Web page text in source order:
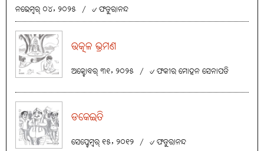
ନଭେମ୍ବର୍ ୦୪, ୨୦୨୫ / ୰ ଫତୁରାନନ୍ଦ
ଉତ୍କଳ ଭ୍ରମଣ
ଅକ୍ଟୋବର୍ ୩୧, ୨୦୨୫ / ୰ ଫକୀର ମୋହନ ସେନାପତି
ଡକେଇତି
ସେପ୍ଟେମ୍ବର୍ ୧୫, ୨୦୧୨ / ୰ ଫତୁରାନନ୍ଦ